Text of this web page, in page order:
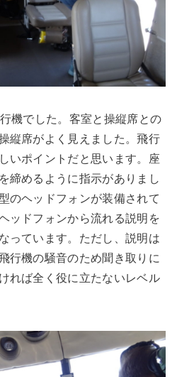
機でした。客室と操縦席との
縦席がよく見えました。飛行
いポイントだと思います。座
締めるように指示がありまし
のヘッドフォンが装備されて
ッドフォンから流れる説明を
っています。ただし、説明は
行機の騒音のため聞き取りに
れば全く役に立たないレベル